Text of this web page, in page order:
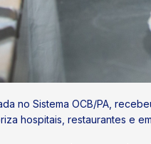
no Sistema OCB/PA,
hospitais, restaurantes e